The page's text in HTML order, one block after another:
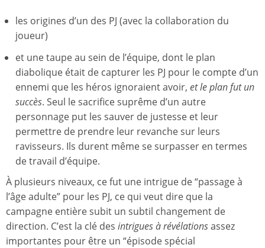
les origines d’un des PJ (avec la collaboration du
joueur)
et une taupe au sein de l’équipe, dont le plan
diabolique était de capturer les PJ pour le compte d’un
ennemi que les héros ignoraient avoir, et le plan fut un
succès. Seul le sacrifice suprême d’un autre
personnage put les sauver de justesse et leur
permettre de prendre leur revanche sur leurs
ravisseurs. Ils durent même se surpasser en termes
de travail d’équipe.
À plusieurs niveaux, ce fut une intrigue de “passage à
l’âge adulte” pour les PJ, ce qui veut dire que la
campagne entière subit un subtil changement de
direction. C’est la clé des intrigues à révélationsassez
importantes pour être un “épisode spécial